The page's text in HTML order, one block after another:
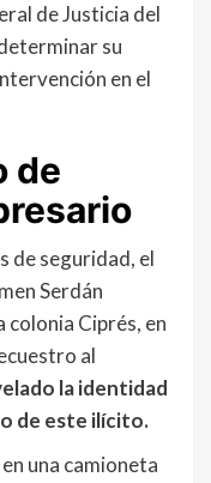
de Justicia del
su
en el
de
de seguridad, el
Serdán
colonia Ciprés, en
al
la identidad
de este ilícito.
una camioneta